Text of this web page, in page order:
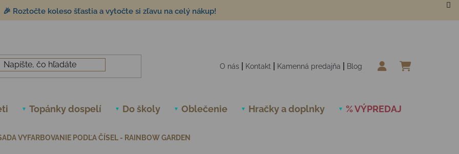
🎉 Roztočte koleso šťastia a vytočte si zľavu na celý nákup!
O nás Kontakt Kamenná predajňa Blog
Topánky dospelí Do školy Oblečenie Hračky a doplnky % VÝPREDAJ
VYFARBOVANIE PODĽA ČÍSEL - RAINBOW GARDEN